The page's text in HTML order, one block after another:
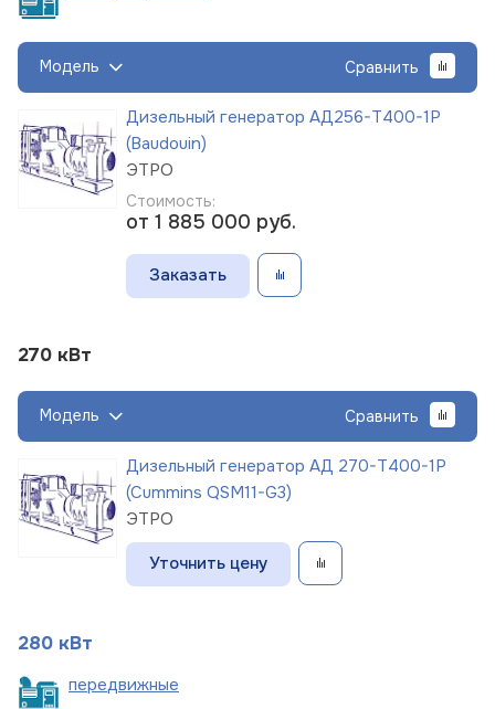
Модель Сравнить
Дизельный генератор АД256-Т400-1Р
(Baudouin)
ЭТРО
Стоимость:
от 1 885 000 руб.
Заказать
270 кВт
Модель Сравнить
Дизельный генератор АД 270-Т400-1Р
(Cummins QSM11-G3)
ЭТРО
Уточнить цену
280 кВт
передвижные